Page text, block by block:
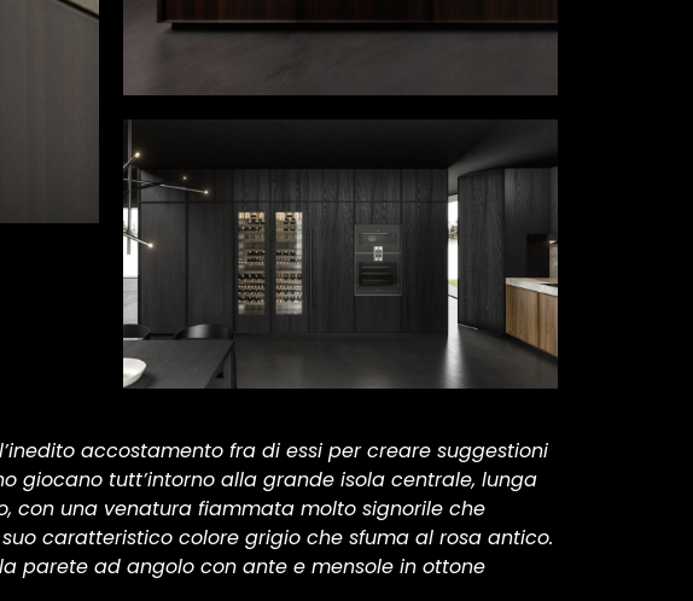
accostamento fra di essi per creare suggestioni
giocano tutt’intorno alla grande isola centrale, lunga
con una venatura fiammata molto signorile che
caratteristico colore grigio che sfuma al rosa antico.
parete ad angolo con ante e mensole in ottone